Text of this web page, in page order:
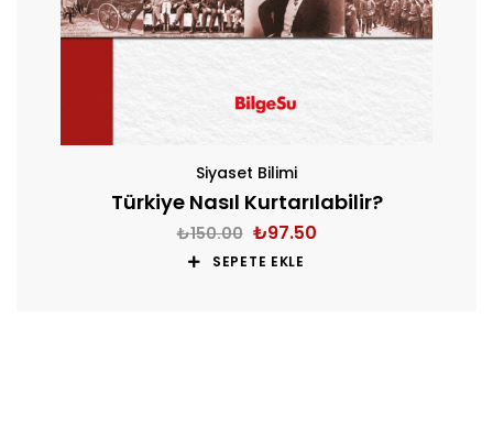
Siyaset Bilimi
Türkiye Nasıl Kurtarılabilir?
₺150.00 ₺97.50
SEPETE EKLE